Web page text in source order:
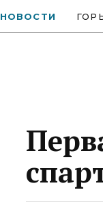
НОВОСТИ